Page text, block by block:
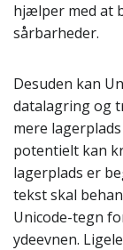
hjælper med at
sårbarheder.
Desuden kan
datalagring og
mere
potentielt kan
lagerplads er
tekst skal
Unicode-tegn
ydeevnen.